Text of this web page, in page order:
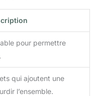
pour permettre
qui ajoutent une
l’ensemble.